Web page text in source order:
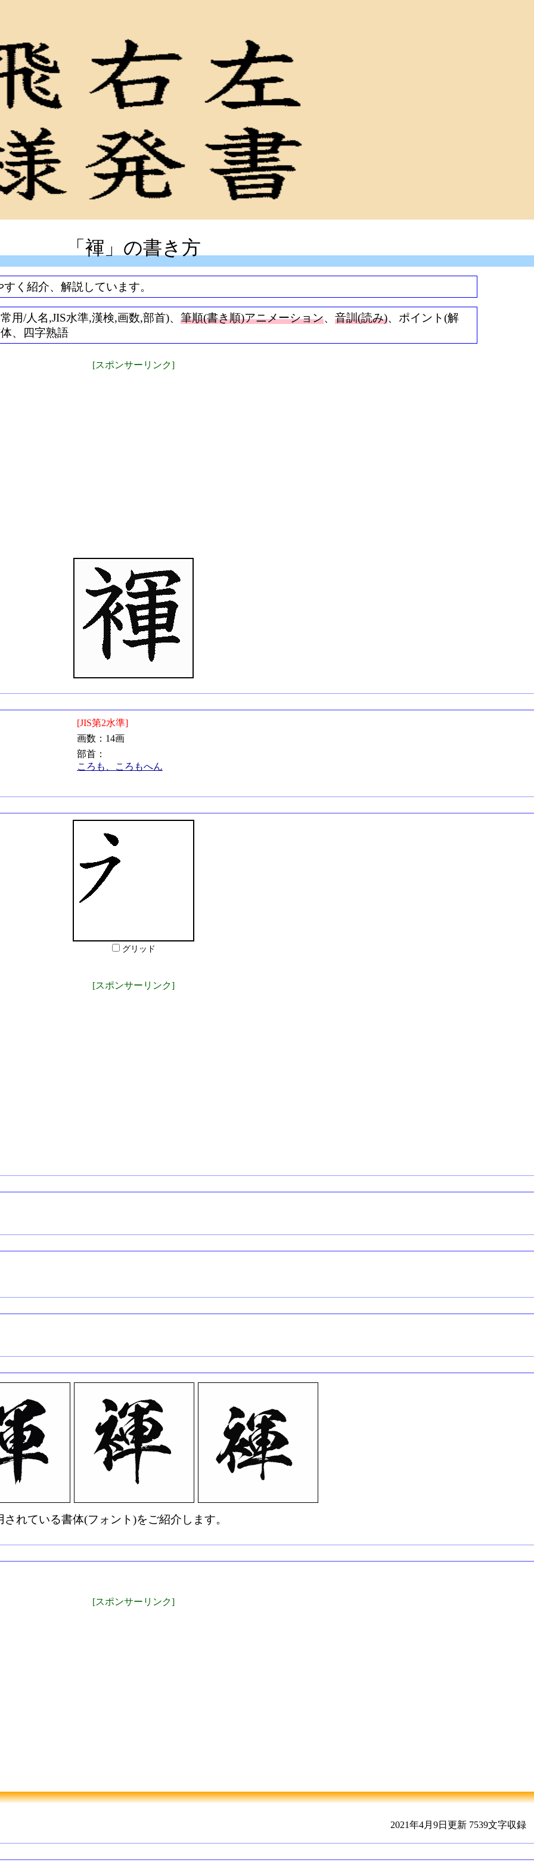
「褌」の書き方
く紹介、解説しています。
用/人名,JIS水準,漢検,画数,部首)、 筆順(書き順)アニメーション、 音訓(読み)、ポイント(解
、四字熟語
[スポンサーリンク]
[JIS第2水準]
画数：14画
部首：
ころも、ころもへん
グリッド
[スポンサーリンク]
れている書体(フォント)をご紹介します。
[スポンサーリンク]
2021年4月9日更新 7539文字収録